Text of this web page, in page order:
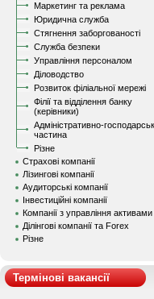
Маркетинг та реклама
Юридична служба
Стягнення заборгованості
Служба безпеки
Управління персоналом
Діловодство
Розвиток філіальної мережі
Філії та відділення банку
(керівники)
Адміністративно-
частина
Різне
Страхові компанії
Лізингові компанії
Аудиторські компанії
Інвестиційні компанії
Компанії з управління активами
Ділінгові компанії та Forex
Різне
Термінові вакансії